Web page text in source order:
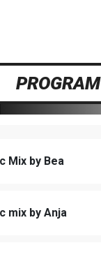
PROGRAM
Mix by Bea
mix by Anja